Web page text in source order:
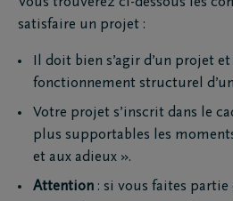
Vous trouverez ci-dessous les
satisfaire un projet :
Il doit bien s’agir d’un projet
fonctionnement structurel
Votre projet s’inscrit dans le
plus supportables les
et aux adieux ».
Attention : si vous faites partie